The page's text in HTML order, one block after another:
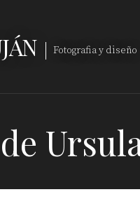
Fotografia y diseño